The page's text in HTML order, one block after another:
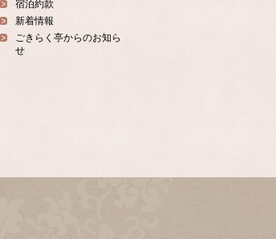
宿泊約款
新着情報
ごきらく亭からのお知ら
せ